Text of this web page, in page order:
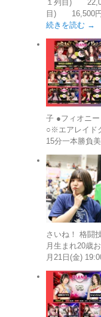
１列目)
目) 16,500
続きを読む →
子 ●フィオニ
○※エアレイド
15分一本勝負
さいね！ 格闘
月生まれ20歳
月21日(金)